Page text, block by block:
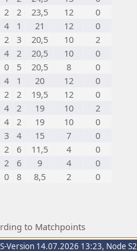
2 2 23,5 12
0
4 1 21 12
0
2 3 20,5 10
2
4 2 20,5 10
0
0 5 20,5 8
0
4 1 20 12
0
2 2 19,5 12
0
4 2 19 10
2
4 2 19 10
0
3 4 15 7
0
2 6 11,5 4
0
2 6 9 4
0
0 8 8,5 2
0
to Matchpoints
Version 14.07.2026 13:23, Node S2